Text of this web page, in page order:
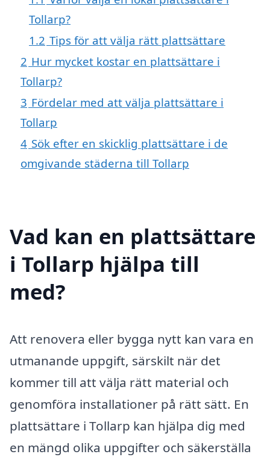
Tollarp?
1.2 Tips för att välja rätt plattsättare
2 Hur mycket kostar en plattsättare i
Tollarp?
3 Fördelar med att välja plattsättare i
Tollarp
4 Sök efter en skicklig plattsättare i de
omgivande städerna till Tollarp
Vad kan en plattsättare
i Tollarp hjälpa till
med?
Att renovera eller bygga nytt kan vara en
utmanande uppgift, särskilt när det
kommer till att välja rätt material och
genomföra installationer på rätt sätt. En
plattsättare i Tollarp kan hjälpa dig med
en mängd olika uppgifter och säkerställa